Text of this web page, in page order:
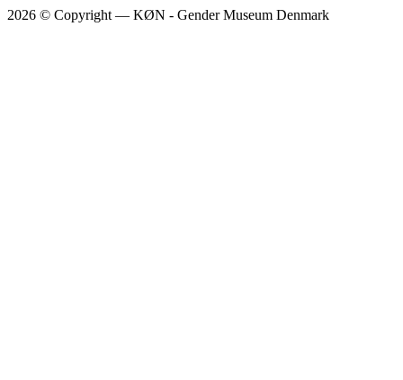
2026 © Copyright — KØN - Gender Museum Denmark